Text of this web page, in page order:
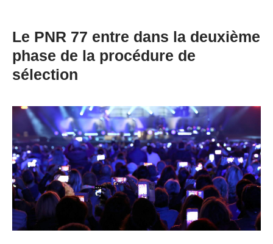
Le PNR 77 entre dans la deuxième
phase de la procédure de
sélection